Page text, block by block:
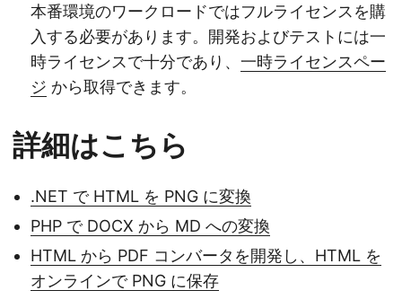
本番環境のワークロードではフルライセンスを購
入する必要があります。開発およびテストには一
時ライセンスで十分であり、 一時ライセンスペー
ジ から取得できます。
詳細はこちら
.NET で HTML を PNG に変換
PHP で DOCX から MD への変換
HTML から PDF コンバータを開発し、HTML を
オンラインで PNG に保存